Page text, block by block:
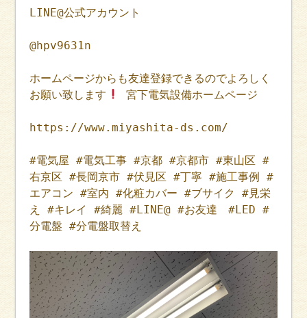
LINE@公式アカウント
@hpv9631n
ホームページからも友達登録できるのでよろしく
お願い致します
宮下電気設備ホームページ
https://www.miyashita-ds.com/
#電気屋 #電気工事 #京都 #京都市 #東山区 #
右京区 #長岡京市 #伏見区 #丁寧 #施工事例 #
エアコン #室内 #化粧カバー #ブサイク #見栄
え #キレイ #綺麗 #LINE@ #お友達 #LED #
分電盤 #分電盤取替え